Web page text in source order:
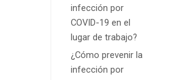
infección por
COVID-19 en el
lugar de trabajo?
¿Cómo prevenir la
infección por